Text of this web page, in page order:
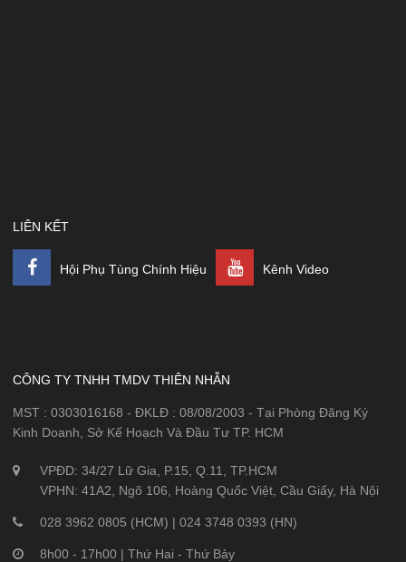
LIÊN KẾT
Hội Phụ Tùng Chính Hiệu Kênh Video
CÔNG TY TNHH TMDV THIÊN NHẪN
MST : 0303016168 - ĐKLĐ : 08/08/2003 - Tại Phòng Đăng Ký
Kinh Doanh, Sở Kế Hoạch Và Đầu Tư TP. HCM
VPĐD: 34/27 Lữ Gia, P.15, Q.11, TP.HCM
VPHN: 41A2, Ngõ 106, Hoàng Quốc Việt, Cầu Giấy, Hà Nội
028 3962 0805 (HCM) | 024 3748 0393 (HN)
8h00 - 17h00 | Thứ Hai - Thứ Bảy